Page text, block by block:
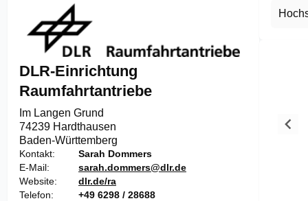
DLR-Einrichtung
Raumfahrtantriebe
Im Langen Grund
74239 Hardthausen
Baden-Württemberg
Kontakt
Sarah Dommers
E-Mail
sarah.dommers@dlr.de
Website
dlr.de/ra
Telefon
+49 6298 / 28688